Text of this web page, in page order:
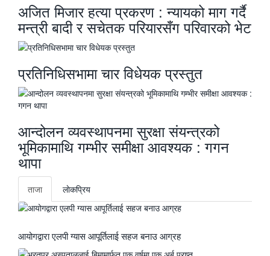
अजित मिजार हत्या प्रकरण : न्यायको माग गर्दै
मन्त्री बादी र सचेतक परियारसँग परिवारको भेट
प्रतिनिधिसभामा चार विधेयक प्रस्तुत
आन्दोलन व्यवस्थापनमा सुरक्षा संयन्त्रको
भूमिकामाथि गम्भीर समीक्षा आवश्यक : गगन
थापा
ताजा लाेकप्रिय
आयोगद्वारा एलपी ग्यास आपूर्तिलाई सहज बनाउ आग्रह